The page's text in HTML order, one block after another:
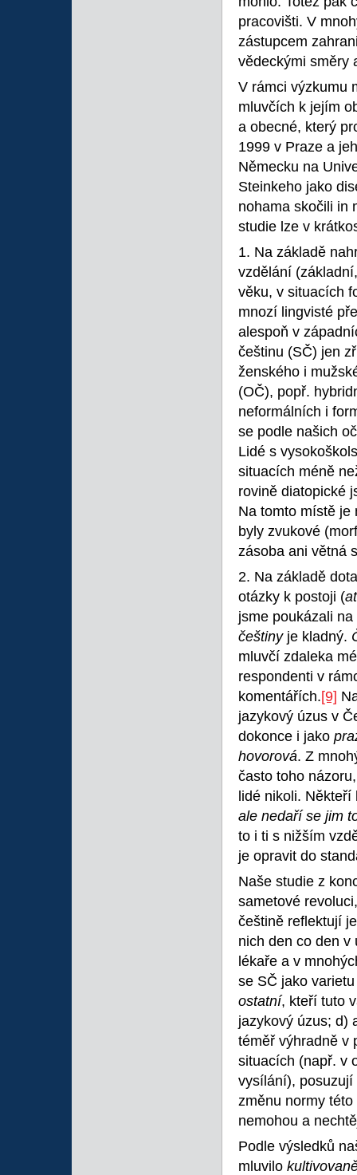
pracovišti. V
zástupcem
vědeckými směry
V rámci výzkumu
mluvčích k jejím
a obecné, který
1999 v Praze a
Německu na
Steinkeho jako
nohama skočili in
studie lze v
1. Na základě
vzdělání
věku, v situacích
mnozí lingvisté
alespoň v
češtinu (SČ) jen
ženského i
(OČ), popř.
neformálních i
se podle našich
Lidé s
situacích méně
rovině diatopické
Na tomto místě je
byly zvukové
zásoba ani větná
2. Na základě
otázky k postoji (
jsme poukázali
češtiny je kladný.
mluvčí zdaleka
respondenti v
komentářích.[9]
jazykový úzus v
dokonce i jako
hovorová. Z
často toho
lidé nikoli.
ale nedaří se jim
to i ti s nižším
je opravit do
Naše studie z
sametové
češtině reflektují
nich den co den v
lékaře a v
se SČ jako
ostatní, kteří tuto
jazykový úzus; d)
téměř výhradně v
situacích (např. v
vysílání), posuzují
změnu normy této
nemohou a
Podle výsledků
mluvilo